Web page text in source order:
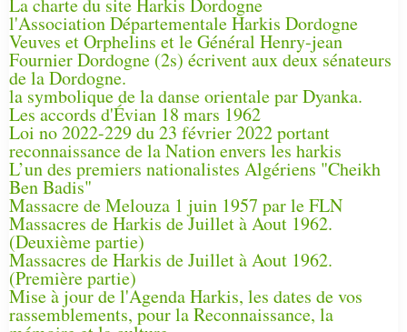
La charte du site Harkis Dordogne
l'Association Départementale Harkis Dordogne
Veuves et Orphelins et le Général Henry-jean
Fournier Dordogne (2s) écrivent aux deux sénateurs
de la Dordogne.
la symbolique de la danse orientale par Dyanka.
Les accords d'Évian 18 mars 1962
Loi no 2022-229 du 23 février 2022 portant
reconnaissance de la Nation envers les harkis
L’un des premiers nationalistes Algériens "Cheikh
Ben Badis"
Massacre de Melouza 1 juin 1957 par le FLN
Massacres de Harkis de Juillet à Aout 1962.
(Deuxième partie)
Massacres de Harkis de Juillet à Aout 1962.
(Première partie)
Mise à jour de l'Agenda Harkis, les dates de vos
rassemblements, pour la Reconnaissance, la